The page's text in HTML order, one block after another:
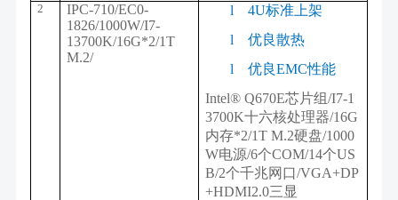
2
IPC-710/EC0-
1826/1000W/I7-
13700K/16G*2/1T
M.2/
l
4U标准上架
l
优良散热
l
优良EMC性能
Intel® Q670E芯片组/I7-1
3700K十六核处理器/16G
内存*2/1T M.2硬盘/1000
W电源/6个COM/14个US
B/2个千兆网口/VGA+DP
+HDMI2.0三显